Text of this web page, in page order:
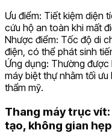
Ưu điểm: Tiết kiệm diện
cứu hộ an toàn khi mất
Nhược điểm: Tốc độ di
điện, có thể phát sinh
Ứng dụng: Thường
máy biệt thự nhằm tối
thẩm mỹ.
Thang máy trục
tạo, không gian hẹp